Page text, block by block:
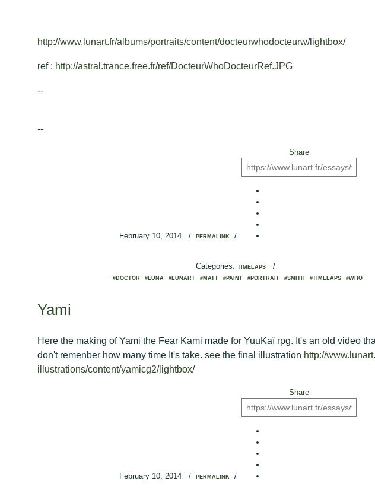
http://www.lunart.fr/albums/portraits/content/docteurwhodocteurw/lightbox/
ref : http://astral.trance.free.fr/ref/DocteurWhoDocteurRef.JPG
--
--
February 10, 2014 / PERMALINK /
Share
Categories: TIMELAPS/
#DOCTOR #LUNA #LUNART #MATT #PAINT #PORTRAIT #SMITH #TIMELAPS #WHO
Yami
Here the making of Yami the Fear Kami made for YuuKaï rpg. It's an old video
don't remenber how many time It's take. see the final illustration http://
illustrations/content/yamicg2/lightbox/
February 10, 2014 / PERMALINK/
Share